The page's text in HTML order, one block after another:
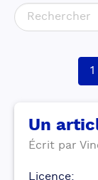
1
Un
Écrit par
Licence: